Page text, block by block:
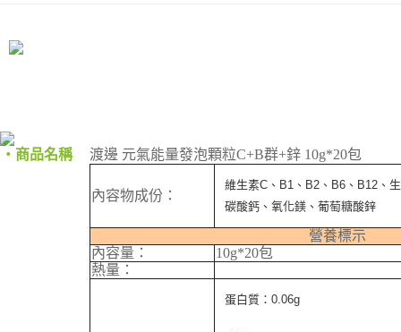
【「AFTEE先享後付」結帳流程】
※ 請注意：結帳手續完成當下不需立刻繳費，但若您需要取消訂單，請聯絡
後付繳納相關費用。
※ 交易是否成功請以「AFTEE先享後付 」之結帳頁面顯示為準，若有關於
https://netprotections.freshdesk.com/support/home
１．透過由恩沛科技股份有限公司提供之「AFTEE先享後付」服務完成之交
易，需依本服務之必要範圍內提供個人資料，並將交易相關給付款項請求債
每筆NT$70，滿NT$600(含以上)免運費
宅配
郵局（離島配送）
付款後門市自取
‧商品名稱 渡邊 元氣能量發泡顆粒C+B群+鋅 10g*20包
內容物成份：
維生素C、B1、B2、B6、B12、
碳酸鈣、氧化鎂、葡萄糖酸鋅
營養標示
內容量：
10g*20包
熱量：
蛋白質：0.06g